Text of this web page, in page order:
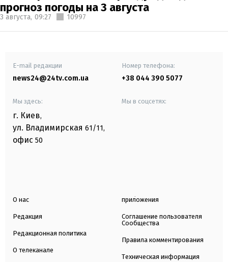
прогноз погоды на 3 августа
3 августа, 09:27 10997
E-mail редакции
news24@24tv.com.ua
Номер телефона:
+38 044 390 5077
Мы здесь:
г. Киев,
ул. Владимирская 61/11,
офис 50
Мы в соцсетях:
О нас
Редакция
Редакционная политика
О телеканале
приложения
Соглашение пользователя
Сообщества
Правила комментирования
Техническая информация